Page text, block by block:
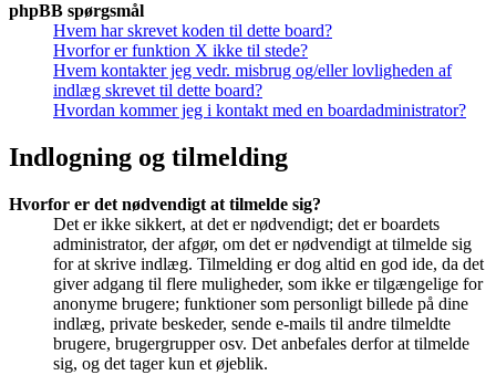
phpBB spørgsmål
Hvem har skrevet koden til dette board?
Hvorfor er funktion X ikke til stede?
Hvem kontakter jeg vedr. misbrug og/eller lovligheden af
indlæg skrevet til dette board?
Hvordan kommer jeg i kontakt med en boardadministrator?
Indlogning og tilmelding
Hvorfor er det nødvendigt at tilmelde sig?
Det er ikke sikkert, at det er nødvendigt; det er boardets
administrator, der afgør, om det er nødvendigt at tilmelde sig
for at skrive indlæg. Tilmelding er dog altid en god ide, da det
giver adgang til flere muligheder, som ikke er tilgængelige for
anonyme brugere; funktioner som personligt billede på dine
indlæg, private beskeder, sende e-mails til andre tilmeldte
brugere, brugergrupper osv. Det anbefales derfor at tilmelde
sig, og det tager kun et øjeblik.